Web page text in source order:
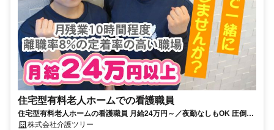
住宅型有料老人ホームでの看護職員
住宅型有料老人ホームの看護職員 月給24万円～／夜勤なしもOK 圧倒的
働きやすさ＆絶品ごはんが自慢！
株式会社介護ツリー